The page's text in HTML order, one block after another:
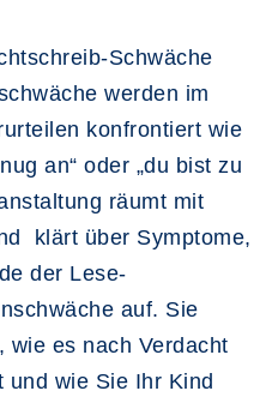
Schwäche
werden im
konfrontiert wie
an“ oder „du bist zu
räumt mit
klärt über Symptome,
der Lese-
auf. Sie
wie es nach Verdacht
und wie Sie Ihr Kind